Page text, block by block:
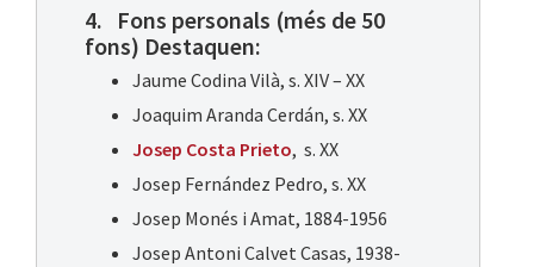
4. Fons personals (més de 50
fons) Destaquen:
Jaume Codina Vilà, s. XIV – XX
Joaquim Aranda Cerdán, s. XX
Josep Costa Prieto, s. XX
Josep Fernández Pedro, s. XX
Josep Monés i Amat, 1884-1956
Josep Antoni Calvet Casas, 1938-